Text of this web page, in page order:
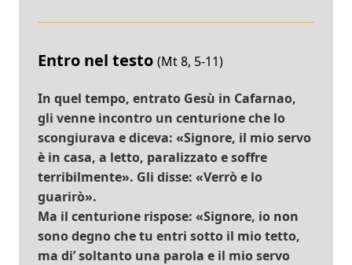
Entro nel testo (Mt 8, 5-11)
In quel tempo, entrato Gesù in Cafarnao,
gli venne incontro un centurione che lo
scongiurava e diceva: «Signore, il mio servo
è in casa, a letto, paralizzato e soffre
terribilmente». Gli disse: «Verrò e lo
guarirò».
Ma il centurione rispose: «Signore, io non
sono degno che tu entri sotto il mio tetto,
ma di’ soltanto una parola e il mio servo